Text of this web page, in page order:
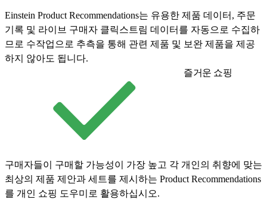
Einstein Product Recommendations는 유용한 제품 데이터, 주문
기록 및 라이브 구매자 클릭스트림 데이터를 자동으로 수집하
므로 수작업으로 추측을 통해 관련 제품 및 보완 제품을 제공
하지 않아도 됩니다.
즐거운 쇼핑
구매자들이 구매할 가능성이 가장 높고 각 개인의 취향에 맞는
최상의 제품 제안과 세트를 제시하는 Product Recommendations
를 개인 쇼핑 도우미로 활용하십시오.